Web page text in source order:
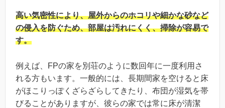
高い気密性により、屋外からのホコリや細かな砂など
の侵入を防ぐため、部屋は汚れにくく、掃除が容易で
す。
例えば、FPの家を別荘のように数回年に一度利用さ
れる方もいます。一般的には、長期間家を空けると床
がほこりっぽくざらざらしてきたり、布団が湿気を帯
びることがありますが、彼らの家では常に床が清潔